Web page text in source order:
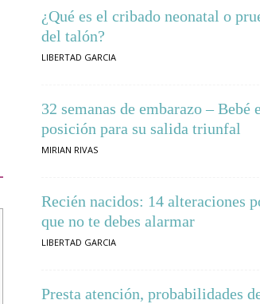
¿Qué es el cribado neonatal o
del talón?
LIBERTAD GARCIA
32 semanas de embarazo – Bebé
posición para su salida triunfal
MIRIAN RIVAS
Recién nacidos: 14 alteraciones
que no te debes alarmar
LIBERTAD GARCIA
Presta atención, probabilidades